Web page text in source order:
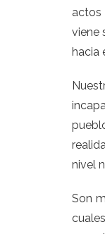
actos
viene
hacia
nivel
Son